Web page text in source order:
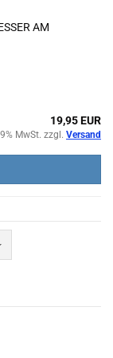
AM
19,95 EUR
MwSt. zzgl. Versand